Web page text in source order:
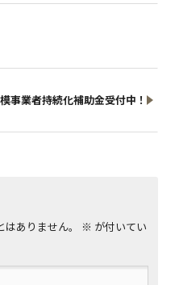
事業者持続化補助金受付中！
ありません。 ※ が付いてい